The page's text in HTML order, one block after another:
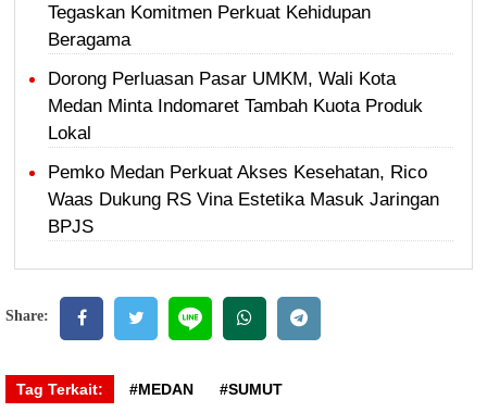
Tegaskan Komitmen Perkuat Kehidupan
Beragama
Dorong Perluasan Pasar UMKM, Wali Kota
Medan Minta Indomaret Tambah Kuota Produk
Lokal
Pemko Medan Perkuat Akses Kesehatan, Rico
Waas Dukung RS Vina Estetika Masuk Jaringan
BPJS
Share:
Tag Terkait: #MEDAN #SUMUT